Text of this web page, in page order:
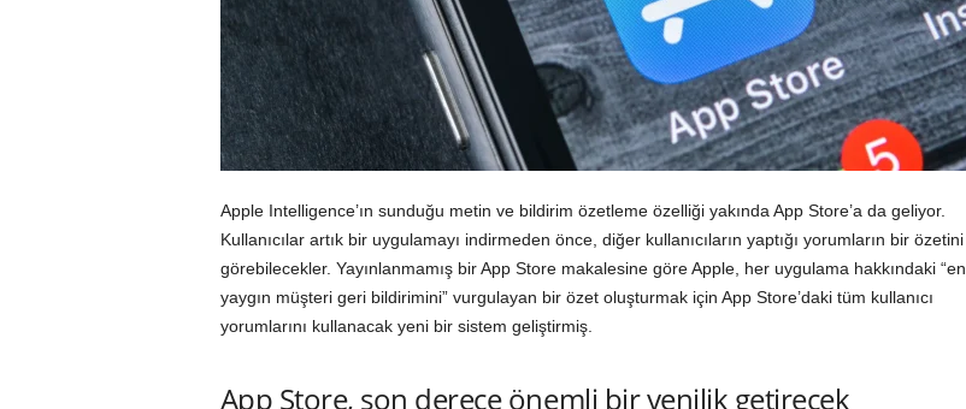
Apple Intelligence’ın sunduğu metin ve bildirim özetleme özelliği yakında App Store’a da geliyor.
Kullanıcılar artık bir uygulamayı indirmeden önce, diğer kullanıcıların yaptığı yorumların bir özetini
görebilecekler. Yayınlanmamış bir App Store makalesine göre Apple, her uygulama hakkındaki “en
yaygın müşteri geri bildirimini” vurgulayan bir özet oluşturmak için App Store’daki tüm kullanıcı
yorumlarını kullanacak yeni bir sistem geliştirmiş.
App Store, son derece önemli bir yenilik getirecek